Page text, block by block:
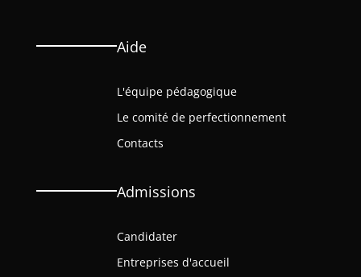
Aide
L'équipe pédagogique
Le comité de perfectionnement
Contacts
Admissions
Candidater
Entreprises d'accueil